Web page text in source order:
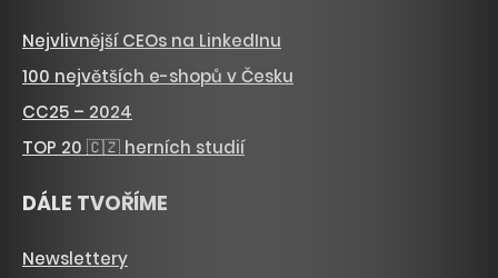
Nejvlivnější CEOs na LinkedInu
100 největších e-shopů v Česku
CC25 – 2024
TOP 20 🇨🇿 herních studií
DÁLE TVOŘÍME
Newslettery